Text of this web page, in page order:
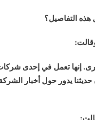
التفاصيل؟
إنها تعمل في إحدى
حديثنا يدور حول أخبار